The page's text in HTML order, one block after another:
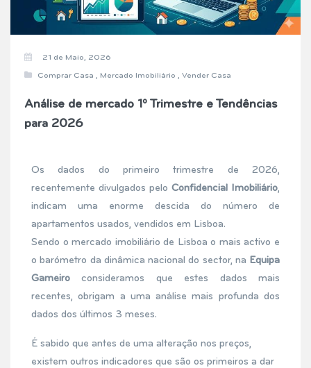
21 de Maio, 2026
Comprar Casa , Mercado Imobiliário , Vender Casa
Análise de mercado 1º Trimestre e Tendências
para 2026
Os dados do primeiro trimestre de 2026,
recentemente divulgados pelo Confidencial Imobiliário,
indicam uma enorme descida do número de
apartamentos usados, vendidos em Lisboa.
Sendo o mercado imobiliário de Lisboa o mais activo e
o barómetro da dinâmica nacional do sector, na Equipa
Gameiro consideramos que estes dados mais
recentes, obrigam a uma análise mais profunda dos
dados dos últimos 3 meses.
É sabido que antes de uma alteração nos preços,
existem outros indicadores que são os primeiros a dar